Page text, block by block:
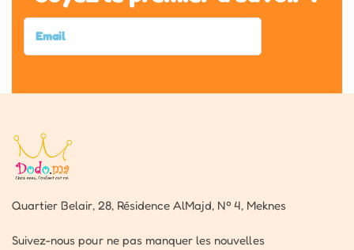
Quartier Belair, 28, Résidence AlMajd, Nº 4, Meknes
Suivez-nous pour ne pas manquer les nouvelles